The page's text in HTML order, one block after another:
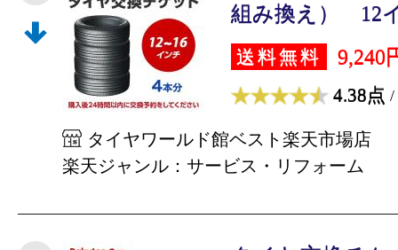
組み換え） 12
送料無料 9,240
4.38点 /
タイヤワールド館ベスト楽天市場店
楽天ジャンル：サービス・リフォーム